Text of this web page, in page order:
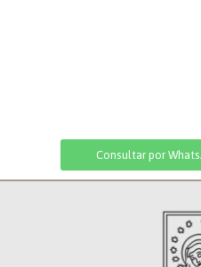
Consultar por